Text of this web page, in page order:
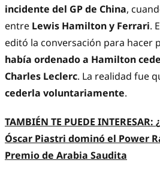
incidente del GP de China,
entre Lewis Hamilton y Ferrari.
editó la conversación para hacer
había ordenado a Hamilton
Charles Leclerc. La realidad fue
cederla voluntariamente.
TAMBIÉN TE PUEDE INTERESAR:
Óscar Piastri dominó el Power
Premio de Arabia Saudita